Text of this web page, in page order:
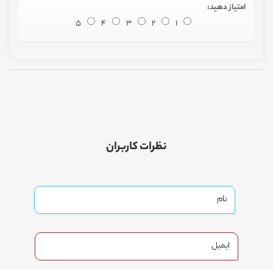
امتیاز دهید:
1
2
3
4
5
نظرات کاربران